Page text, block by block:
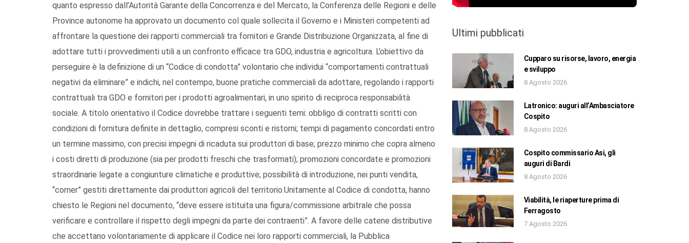
quanto espresso dall’Autorità Garante della Concorrenza e del Mercato, la Conferenza delle Regioni e delle
Province autonome ha approvato un documento col quale sollecita il Governo e i Ministeri competenti ad
affrontare la questione dei rapporti commerciali tra fornitori e Grande Distribuzione Organizzata, al fine di
adottare tutti i provvedimenti utili a un confronto efficace tra GDO, industria e agricoltura. L’obiettivo da
perseguire è la definizione di un “Codice di condotta” volontario che individui “comportamenti contrattuali
negativi da eliminare” e indichi, nel contempo, buone pratiche commerciali da adottare, regolando i rapporti
contrattuali tra GDO e fornitori per i prodotti agroalimentari, in uno spirito di reciproca responsabilità
sociale. A titolo orientativo il Codice dovrebbe trattare i seguenti temi: obbligo di contratti scritti con
condizioni di fornitura definite in dettaglio, compresi sconti e ristorni; tempi di pagamento concordati entro
un termine massimo, con precisi impegni di ricaduta sui produttori di base; prezzo minimo che copra almeno
i costi diretti di produzione (sia per prodotti freschi che trasformati); promozioni concordate e promozioni
straordinarie legate a congiunture climatiche e produttive; possibilità di introduzione, nei punti vendita,
“corner” gestiti direttamente dai produttori agricoli del territorio.Unitamente al Codice di condotta, hanno
chiesto le Regioni nel documento, “deve essere istituita una figura/commissione arbitrale che possa
verificare e controllare il rispetto degli impegni da parte dei contraenti”. A favore delle catene distributive
che accettano volontariamente di applicare il Codice nei loro rapporti commerciali, la Pubblica
Ultimi pubblicati
Cupparo su risorse, lavoro, energia
e sviluppo
8 Agosto 2026
Latronico: auguri all’Ambasciatore
Cospito
8 Agosto 2026
Cospito commissario Asi, gli
auguri di Bardi
8 Agosto 2026
Viabilità, le riaperture prima di
Ferragosto
7 Agosto 2026